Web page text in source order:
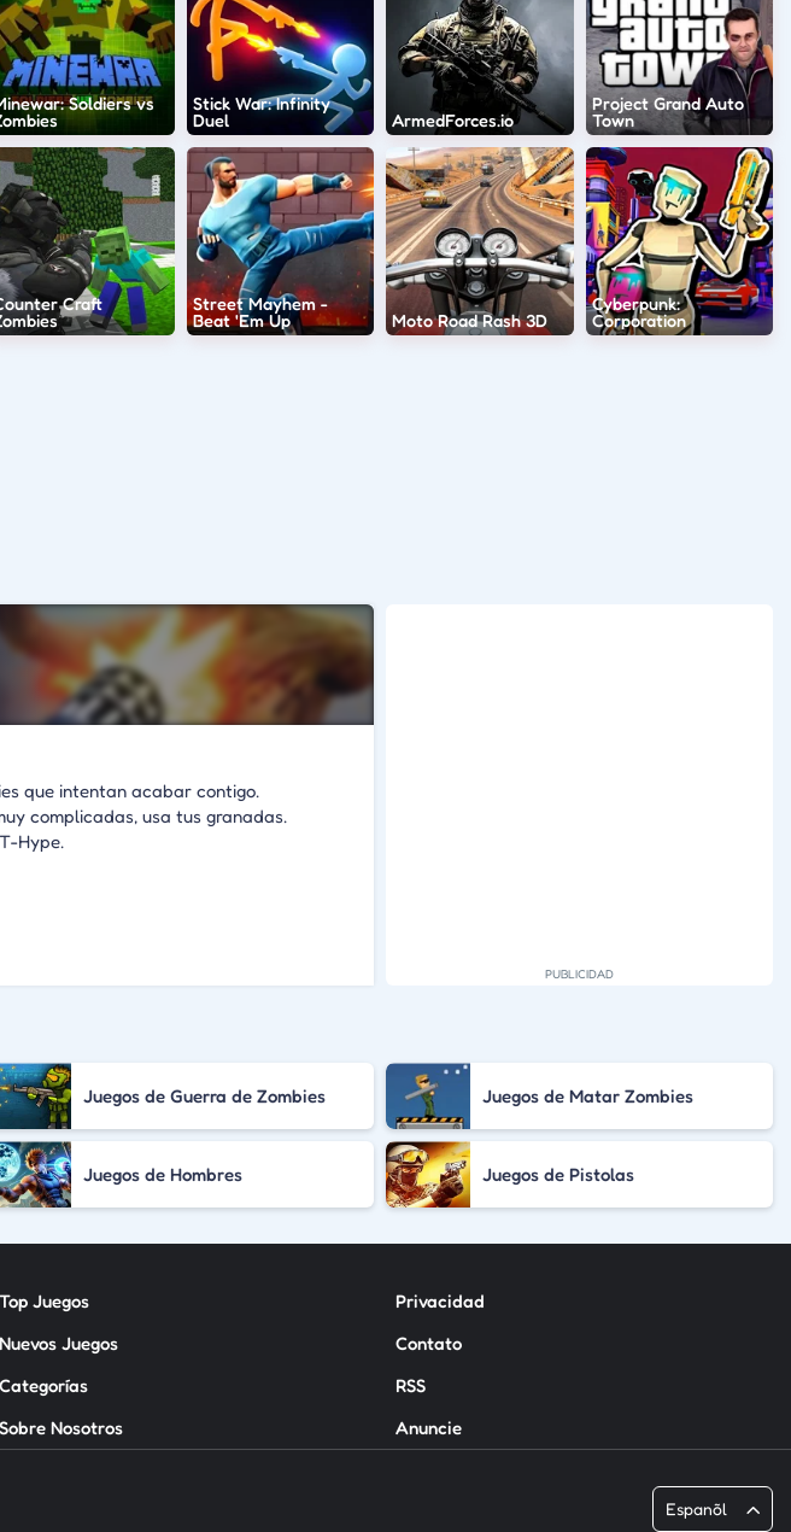
Soldiers vs
Stick War: Infinity
Duel
ArmedForces.io
Project Grand Auto
Town
Craft
Street Mayhem -
Beat 'Em Up
Moto Road Rash 3D
Cyberpunk:
Corporation
que intentan acabar contigo.
complicadas, usa tus granadas.
Hype.
Juegos de Guerra de Zombies Juegos de Matar Zombies
Juegos de Hombres Juegos de Pistolas
Top Juegos
Nuevos Juegos
Categorías
Sobre Nosotros
Privacidad
Contato
RSS
Anuncie
Espanõl